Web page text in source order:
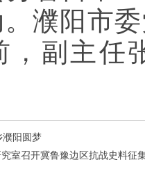
濮阳市
，副主任
濮阳圆梦
室召开冀鲁豫边区抗战史料征